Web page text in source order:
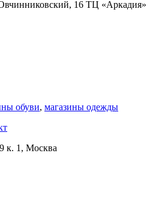
16 ТЦ «Аркадия»
обуви, магазины одежды
к. 1, Москва